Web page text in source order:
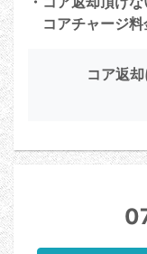
コアチャージ料
コア返